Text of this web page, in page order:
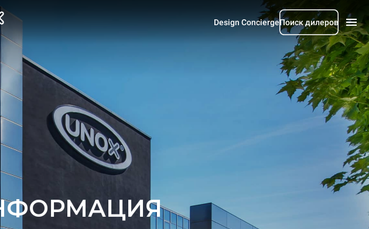
Design ConciergeПоиск дилеров